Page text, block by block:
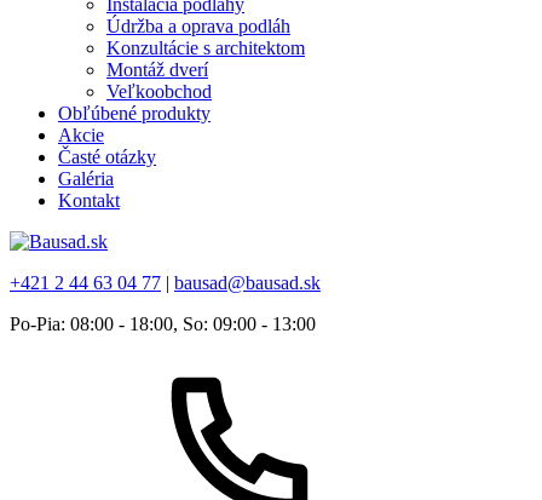
Inštalácia podlahy
Údržba a oprava podláh
Konzultácie s architektom
Montáž dverí
Veľkoobchod
Obľúbené produkty
Akcie
Časté otázky
Galéria
Kontakt
+421 2 44 63 04 77 | bausad@bausad.sk
Po-Pia: 08:00 - 18:00, So: 09:00 - 13:00